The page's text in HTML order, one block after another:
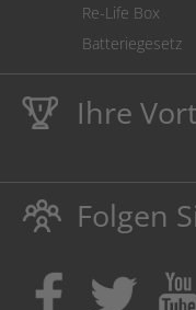
Re-Life Box
Batteriegesetz
Ihre
Lebenslange
schützt auch
Kaufen Sie
Folgen